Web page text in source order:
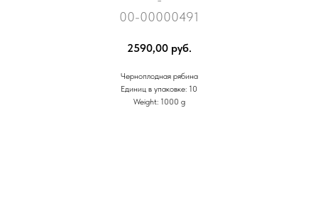
00-00000491
2590,00 руб.
Черноплодная рябина
Единиц в упаковке: 10
Weight: 1000 g